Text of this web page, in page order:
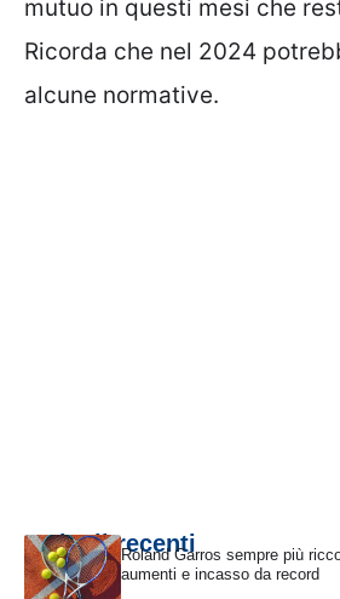
mutuo in questi mesi che
Ricorda che nel 2024
alcune normative.
Articoli recentiRoland Garros sempre più
aumenti e incasso da record